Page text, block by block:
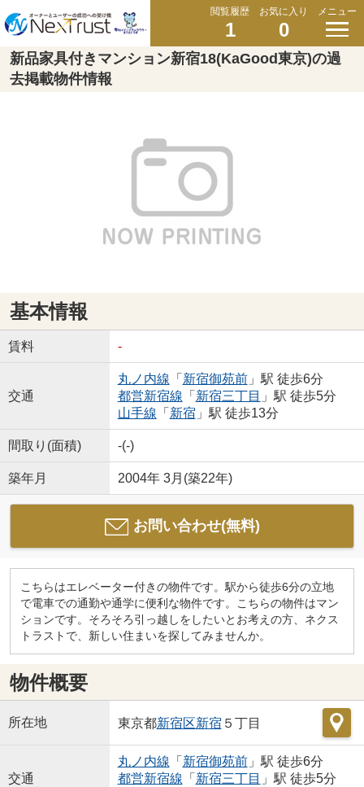
閲覧履歴
1
お気に入り
0
メニュー
新品家具付きマンション新宿18(KaGood東京)の過
去掲載物件情報
基本情報
賃料 -
交通
丸ノ内線 「 新宿御苑前」駅 徒歩6分
都営新宿線 「 新宿三丁目 」駅 徒歩5分
山手線 「 新宿 」駅 徒歩13分
間取り(面積) -(-)
築年月 2004年 3月(築22年)
お問い合わせ(無料)
こちらはエレベーター付きの物件です。駅から徒歩6分の立地
で電車での通勤や通学に便利な物件です。こちらの物件はマン
ションです。そろそろ引っ越しをしたいとお考えの方、ネクス
トラストで、新しい住まいを探してみませんか。
物件概要
所在地 東京都新宿区新宿 ５丁目
交通
丸ノ内線 「 新宿御苑前」駅 徒歩6分
都営新宿線 「 新宿三丁目 」駅 徒歩5分